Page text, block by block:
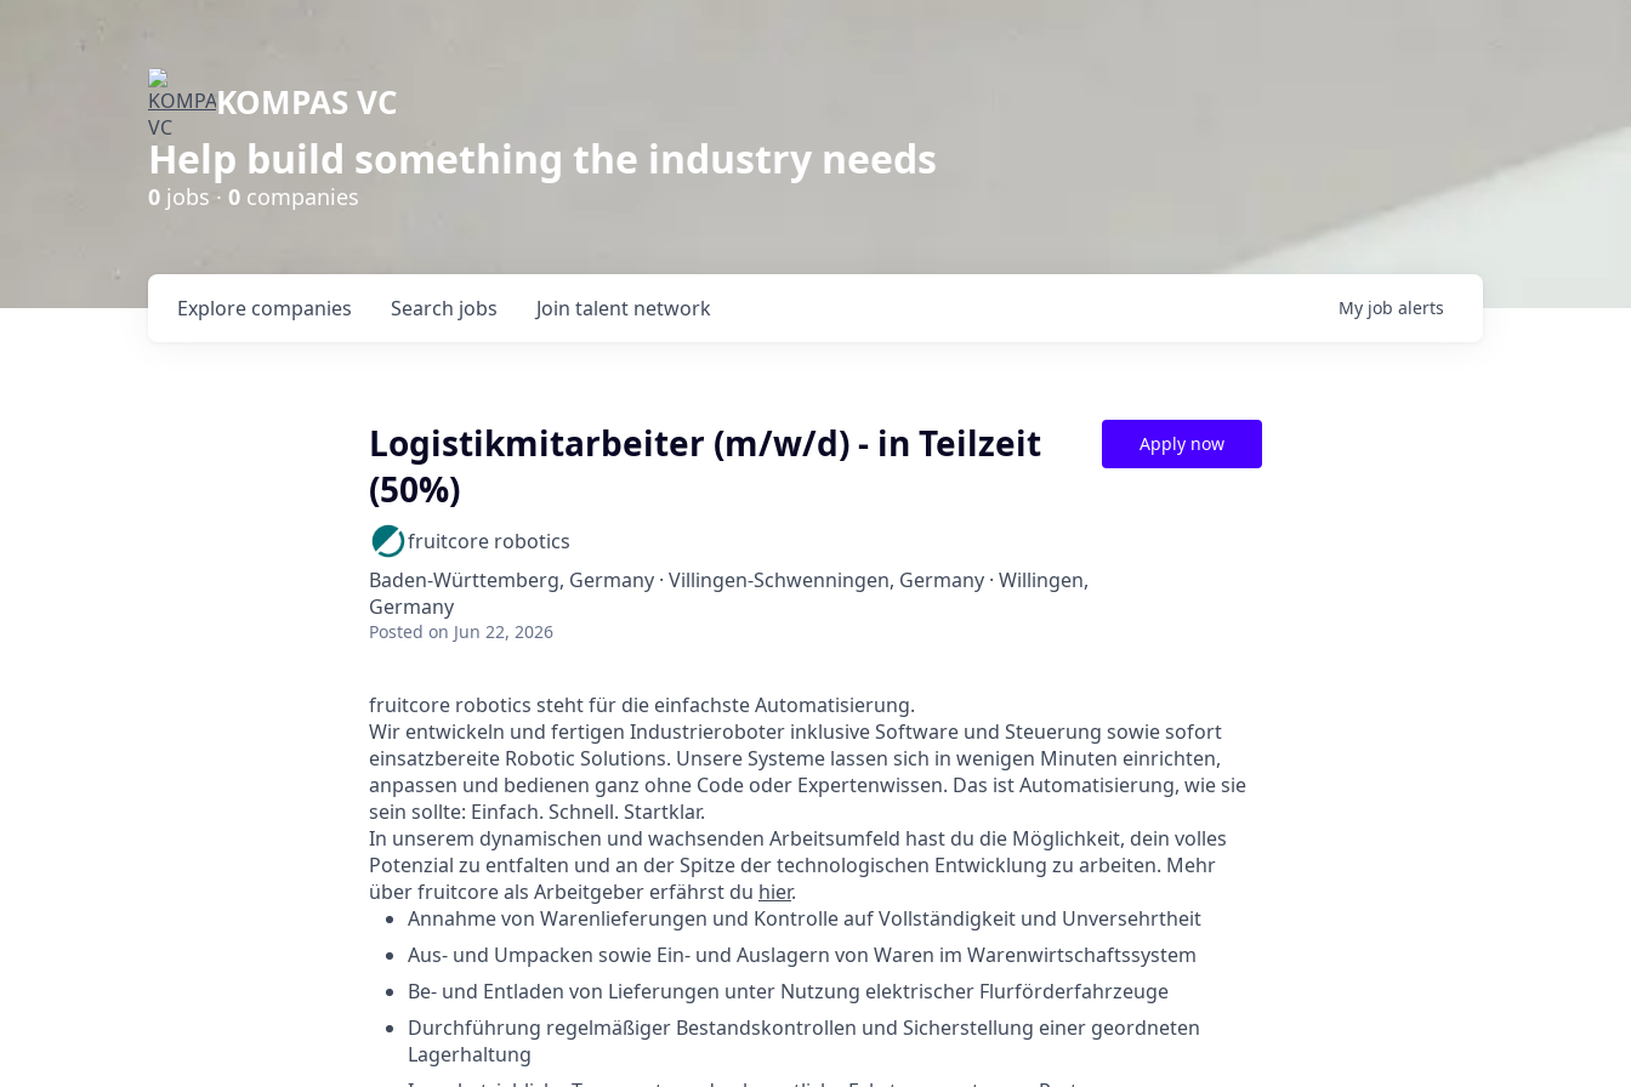
KOMPAS VC
Help build something the industry needs
0 jobs · 0 companies
Search jobs
Explore companies Join talent network My job alerts
Logistikmitarbeiter (m/w/d) - in Teilzeit
(50%)
fruitcore robotics
Baden-Württemberg, Germany · Villingen-Schwenningen, Germany · Willingen,
Germany
Posted on Jun 22, 2026
Apply now
fruitcore robotics steht für die einfachste Automatisierung.
Wir entwickeln und fertigen Industrieroboter inklusive Software und Steuerung sowie sofort
einsatzbereite Robotic Solutions. Unsere Systeme lassen sich in wenigen Minuten einrichten,
anpassen und bedienen ganz ohne Code oder Expertenwissen. Das ist Automatisierung, wie sie
sein sollte: Einfach. Schnell. Startklar.
In unserem dynamischen und wachsenden Arbeitsumfeld hast du die Möglichkeit, dein volles
Potenzial zu entfalten und an der Spitze der technologischen Entwicklung zu arbeiten. Mehr
über fruitcore als Arbeitgeber erfährst du hier.
Annahme von Warenlieferungen und Kontrolle auf Vollständigkeit und Unversehrtheit
Aus- und Umpacken sowie Ein- und Auslagern von Waren im Warenwirtschaftssystem
Be- und Entladen von Lieferungen unter Nutzung elektrischer Flurförderfahrzeuge
Durchführung regelmäßiger Bestandskontrollen und Sicherstellung einer geordneten
Lagerhaltung